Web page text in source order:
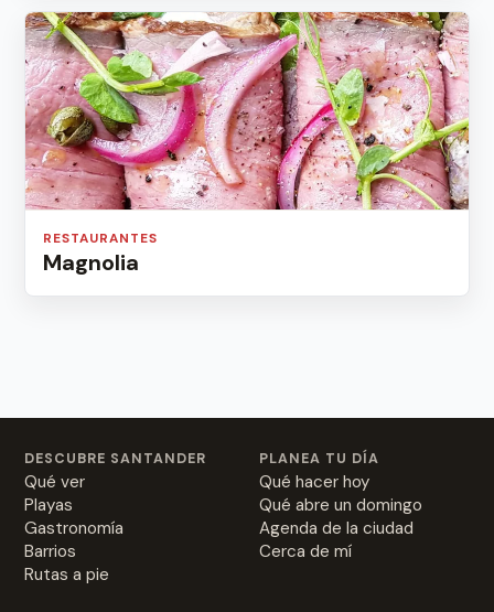
RESTAURANTES
Magnolia
DESCUBRE SANTANDER
Qué ver
Playas
Gastronomía
Barrios
Rutas a pie
PLANEA TU DÍA
Qué hacer hoy
Qué abre un domingo
Agenda de la ciudad
Cerca de mí